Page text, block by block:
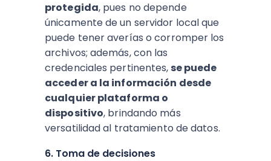
protegida, pues no depende
únicamente de un servidor local que
puede tener averías o corromper los
archivos; además, con las
credenciales pertinentes, se puede
acceder a la información desde
cualquier plataforma o
dispositivo, brindando más
versatilidad al tratamiento de datos.
6. Toma de decisiones